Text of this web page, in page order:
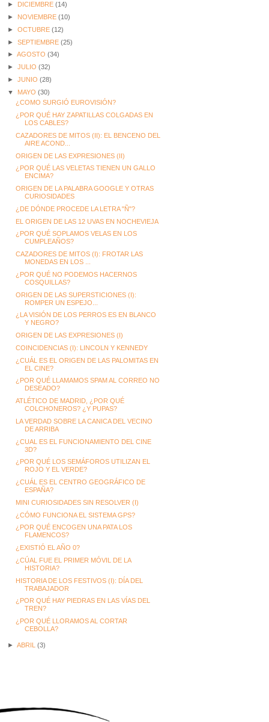
►
DICIEMBRE (14)
►
NOVIEMBRE (10)
► OCTUBRE (12)
► SEPTIEMBRE (25)
► AGOSTO (34)
► JULIO (32)
► JUNIO (28)
▼
MAYO (30)
¿COMO SURGIÓ EUROVISIÓN?
¿POR QUÉ HAY ZAPATILLAS COLGADAS EN
LOS CABLES?
CAZADORES DE MITOS (II): EL BENCENO DEL
AIRE ACOND...
ORIGEN DE LAS EXPRESIONES (II)
¿POR QUÉ LAS VELETAS TIENEN UN GALLO
ENCIMA?
ORIGEN DE LA PALABRA GOOGLE Y OTRAS
CURIOSIDADES
¿DE DÓNDE PROCEDE LA LETRA "Ñ"?
EL ORIGEN DE LAS 12 UVAS EN NOCHEVIEJA
¿POR QUÉ SOPLAMOS VELAS EN LOS
CUMPLEAÑOS?
CAZADORES DE MITOS (I): FROTAR LAS
MONEDAS EN LOS ...
¿POR QUÉ NO PODEMOS HACERNOS
COSQUILLAS?
ORIGEN DE LAS SUPERSTICIONES (I):
ROMPER UN ESPEJO...
¿LA VISIÓN DE LOS PERROS ES EN BLANCO
Y NEGRO?
ORIGEN DE LAS EXPRESIONES (I)
COINCIDENCIAS (I): LINCOLN Y KENNEDY
¿CUÁL ES EL ORIGEN DE LAS PALOMITAS EN
EL CINE?
¿POR QUÉ LLAMAMOS SPAM AL CORREO NO
DESEADO?
ATLÉTICO DE MADRID, ¿POR QUÉ
COLCHONEROS? ¿Y PUPAS?
LA VERDAD SOBRE LA CANICA DEL VECINO
DE ARRIBA
¿CUAL ES EL FUNCIONAMIENTO DEL CINE
3D?
¿POR QUÉ LOS SEMÁFOROS UTILIZAN EL
ROJO Y EL VERDE?
¿CUÁL ES EL CENTRO GEOGRÁFICO DE
ESPAÑA?
MINI CURIOSIDADES SIN RESOLVER (I)
¿CÓMO FUNCIONA EL SISTEMA GPS?
¿POR QUÉ ENCOGEN UNA PATA LOS
FLAMENCOS?
¿EXISTIÓ EL AÑO 0?
¿CÚAL FUE EL PRIMER MÓVIL DE LA
HISTORIA?
HISTORIA DE LOS FESTIVOS (I): DÍA DEL
TRABAJADOR
¿POR QUÉ HAY PIEDRAS EN LAS VÍAS DEL
TREN?
¿POR QUÉ LLORAMOS AL CORTAR
CEBOLLA?
► ABRIL (3)